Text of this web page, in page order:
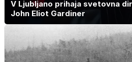
V Ljubljano prihaja svetovna
John Eliot Gardiner